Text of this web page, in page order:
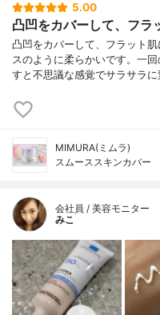
5.00
凸凹をカバーして、フラ
凸凹をカバーして、フラット
スのように柔らかいです。一
すと不思議な感覚でサラサラ
MIMURA(ミムラ)
スムーススキンカバー
会社員 / 美容モニター
みこ